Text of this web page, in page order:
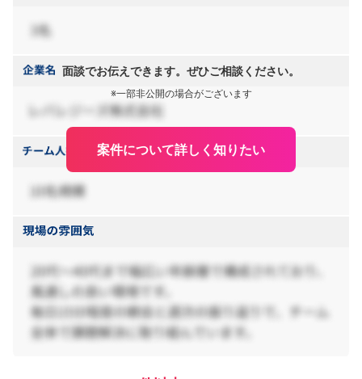
面談でお伝えできます。ぜひご相談ください。
※一部非公開の場合がございます
案件について詳しく知りたい